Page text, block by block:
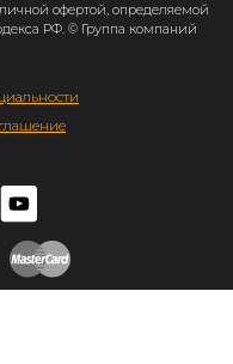
офертой, определяемой
РФ. © Группа компаний